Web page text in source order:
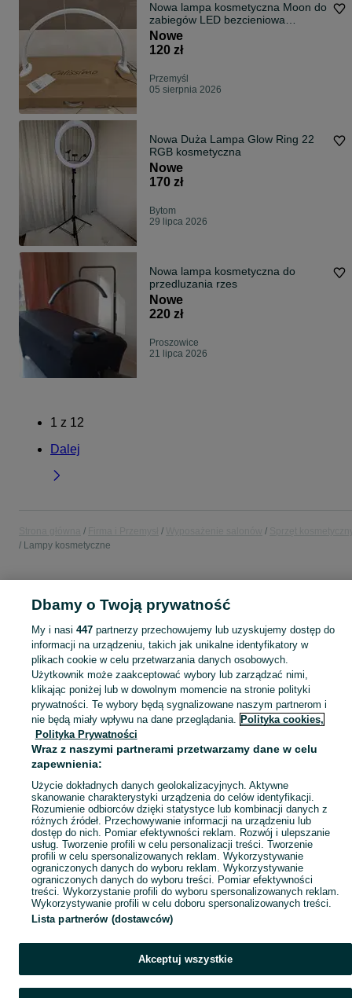
Nowa lampa kosmetyczna Moon do
zabiegów LED bezcieniowa
biurkowa biała
Nowe
120 zł
Przemyśl
05 sierpnia 2026
Nowa Duża Lampa Glow Ring 22
RGB kosmetyczna
Nowe
170 zł
Bytom
29 lipca 2026
Nowa lampa kosmetyczna do
przedluzania rzes
Nowe
220 zł
Proszowice
21 lipca 2026
1 z 12
Dalej
Lampy kosmetyczne
KATEGORIA
Sprzedaż lamp kosmetycznych w Polsce ▶️ Aktualne oferty nowe i używane ✅ Szeroki wybór produktów w najlepszych cenach ✌ Przeglądaj ogłoszenia na OLX.pl!
Mapa kategorii
Mapa miejscowości
Mapa ministron
Popularne wyszukiwania
Dbamy o Twoją prywatność
My i nasi 447partnerzy przechowujemy lub uzyskujemy dostęp do
informacji na urządzeniu, takich jak unikalne identyfikatory w
plikach cookie w celu przetwarzania danych osobowych.
Użytkownik może zaakceptować wybory lub zarządzać nimi,
klikając poniżej lub w dowolnym momencie na stronie polityki
prywatności. Te wybory będą sygnalizowane naszym partnerom i
nie będą miały wpływu na dane przeglądania. Polityka cookies,
Polityka Prywatności
Wraz z naszymi partnerami przetwarzamy dane w celu
zapewnienia:
Użycie dokładnych danych geolokalizacyjnych. Aktywne
skanowanie charakterystyki urządzenia do celów identyfikacji.
Rozumienie odbiorców dzięki statystyce lub kombinacji danych z
różnych źródeł. Przechowywanie informacji na urządzeniu lub
dostęp do nich. Pomiar efektywności reklam. Rozwój i ulepszanie
usług. Tworzenie profili w celu personalizacji treści. Tworzenie
profili w celu spersonalizowanych reklam. Wykorzystywanie
ograniczonych danych do wyboru reklam. Wykorzystywanie
ograniczonych danych do wyboru treści. Pomiar efektywności
treści. Wykorzystanie profili do wyboru spersonalizowanych reklam.
Wykorzystywanie profili w celu doboru spersonalizowanych treści.
Lista partnerów (dostawców)
Akceptuj wszystkie